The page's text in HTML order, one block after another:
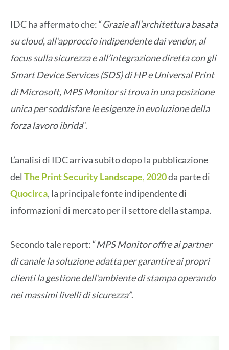
IDC ha affermato che: “Grazie all’architettura basata
su cloud, all’approccio indipendente dai vendor, al
focus sulla sicurezza e all’integrazione diretta con gli
Smart Device Services (SDS) di HP e Universal Print
di Microsoft, MPS Monitor si trova in una posizione
unica per soddisfare le esigenze in evoluzione della
forza lavoro ibrida”.
L’analisi di IDC arriva subito dopo la pubblicazione
del The Print Security Landscape, 2020da parte di
Quocirca, la principale fonte indipendente di
informazioni di mercato per il settore della stampa.
Secondo tale report: “MPS Monitor offre ai partner
di canale la soluzione adatta per garantire ai propri
clienti la gestione dell’ambiente di stampa operando
nei massimi livelli di sicurezza”.